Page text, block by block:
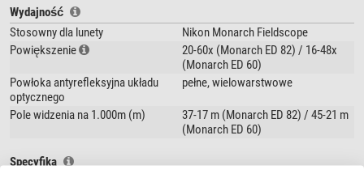
Monarch ED 60-S
Monarch ED 60-A
Moc powiększenia i pole widzenia różnią się w zależności od modelu
lunety!
Wydajność
Stosowny dla lunety
Nikon Monarch Fieldscope
Powiększenie
20-60x (Monarch ED 82) / 16-48x
(Monarch ED 60)
Powłoka antyrefleksyjna układu
optycznego
pełne, wielowarstwowe
Pole widzenia na 1.000m (m)
37-17 m (Monarch ED 82) / 45-21 m
(Monarch ED 60)
Specyfika